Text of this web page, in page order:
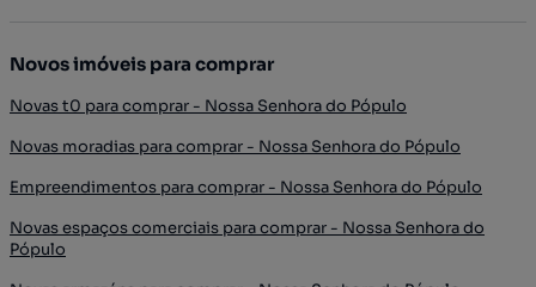
Novos imóveis para comprar
Novas t0 para comprar - Nossa Senhora do Pópulo
Novas moradias para comprar - Nossa Senhora do Pópulo
Empreendimentos para comprar - Nossa Senhora do Pópulo
Novas espaços comerciais para comprar - Nossa Senhora do
Pópulo